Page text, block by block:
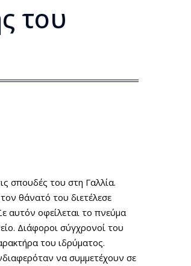
του
σπουδές του στη Γαλλία.
θάνατό του διετέλεσε
αυτόν οφείλεται το πνεύμα
Διάφοροι σύγχρονοί του
του ιδρύματος.
να συμμετέχουν σε